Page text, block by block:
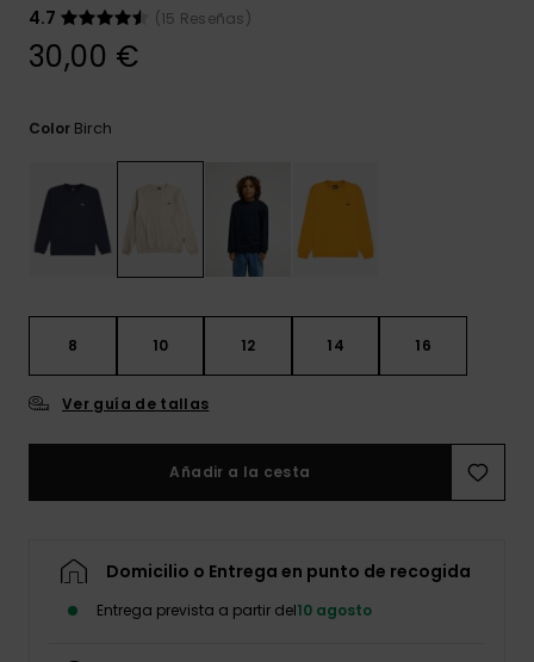
respuestas a
las preguntas
contacto.
Consultar
las FAQ
4.7
(15 Reseñas)
30,00 €
Color Birch
8 10 12 14 16
Ver guía de tallas
Añadir a la cesta
Domicilio o Entrega en punto de recogida
Entrega prevista a partir del10 agosto